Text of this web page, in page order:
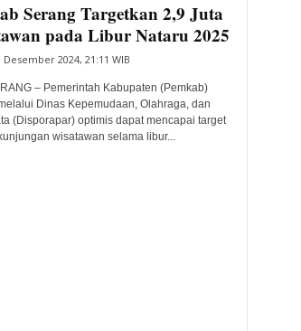
Serang Targetkan 2,9 Juta
pada Libur Nataru 2025
Desember 2024, 21:11 WIB
– Pemerintah Kabupaten (Pemkab)
Dinas Kepemudaan, Olahraga, dan
(Disporapar) optimis dapat mencapai target
wisatawan selama libur...